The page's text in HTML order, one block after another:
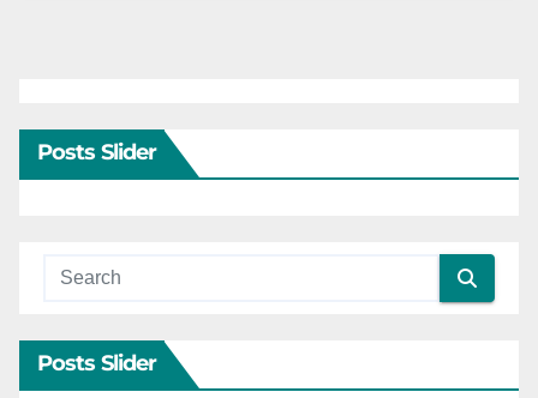
Posts Slider
Posts Slider